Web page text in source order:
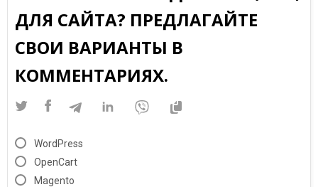
ДЛЯ САЙТА? ПРЕДЛАГАЙТЕ
СВОИ ВАРИАНТЫ В
КОММЕНТАРИЯХ.
WordPress
OpenCart
Magento